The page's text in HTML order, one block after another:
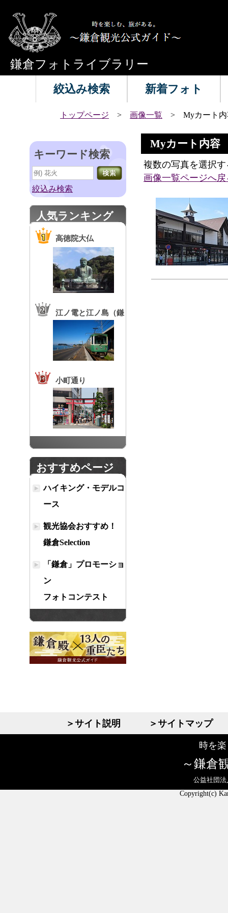
鎌倉フォトライブラリー
絞込み検索 新着フォト
トップページ > 画像一覧 > Myカート内
キーワード検索
絞込み検索
人気ランキング
高徳院大仏
江ノ電と江ノ島（鎌
倉高校前駅）
小町通り
おすすめページ
ハイキング・モデルコ
ース
観光協会おすすめ！
鎌倉Selection
「鎌倉」プロモーショ
ン
フォトコンテスト
Myカート内容
複数の写真を選択
画像一覧ページへ戻
＞サイト説明 ＞サイトマップ
時を
鎌倉
公益社団
Copyright(c)